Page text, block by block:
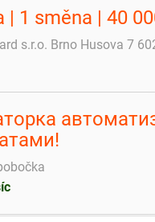
1 směna | 40
s.r.o. Brno Husova 7